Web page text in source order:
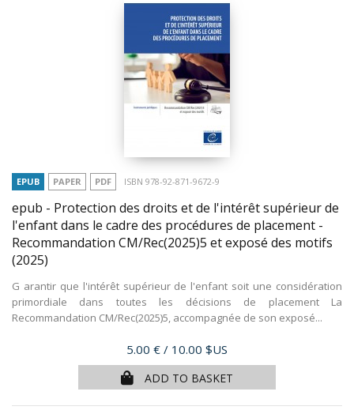
EPUB PAPER PDF ISBN 978-92-871-9672-9
epub - Protection des droits et de l'intérêt supérieur de
l'enfant dans le cadre des procédures de placement -
Recommandation CM/Rec(2025)5 et exposé des motifs
(2025)
G arantir que l'intérêt supérieur de l'enfant soit une considération
primordiale dans toutes les décisions de placement La
Recommandation CM/Rec(2025)5, accompagnée de son exposé...
Price
5.00 € / 10.00 $US
ADD TO BASKET